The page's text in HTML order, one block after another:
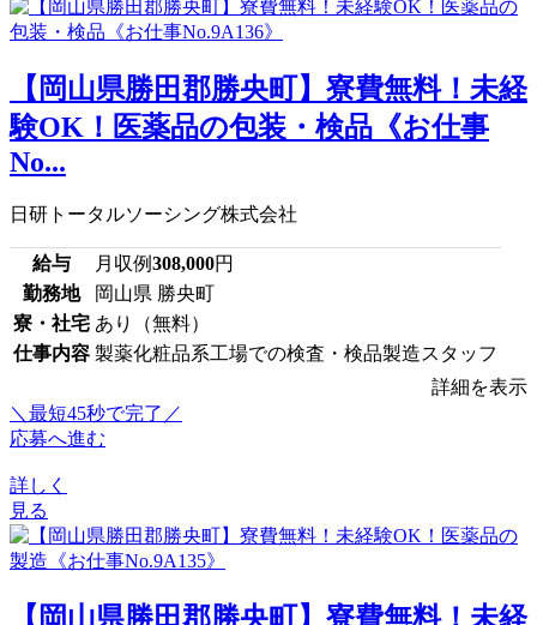
【岡山県勝田郡勝央町】寮費無料！未経
験OK！医薬品の包装・検品《お仕事
No...
日研トータルソーシング株式会社
給与 月収例308,000円
勤務地
岡山県 勝央町
寮・社宅 あり（無料）
仕事内容 製薬化粧品系工場での検査・検品製造スタッフ
詳細を表示
＼最短45秒で完了／
応募へ進む
詳しく
見る
【岡山県勝田郡勝央町】寮費無料！未経